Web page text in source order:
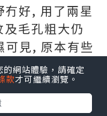
好, 用了兩星
毛孔粗大仍
可見, 原本有些
, 雖然近日不
精華素後才去
網站體驗，請確定
款才可繼續瀏覽。